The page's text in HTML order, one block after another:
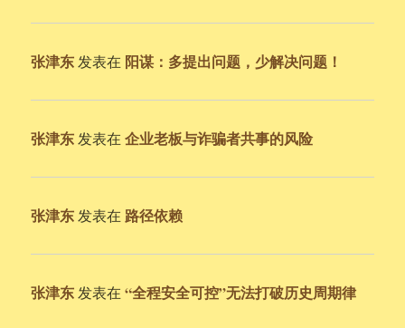
张津东 发表在 阳谋：多提出问题，少解决问题！
张津东 发表在企业老板与诈骗者共事的风险
张津东 发表在 路径依赖
张津东 发表在“全程安全可控”无法打破历史周期律